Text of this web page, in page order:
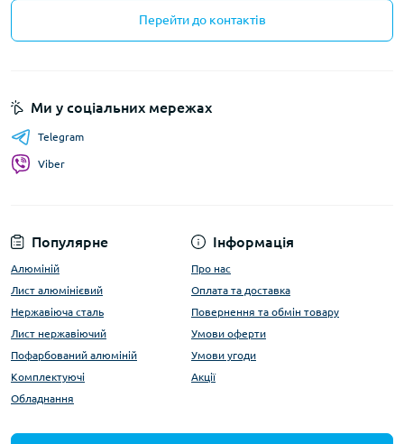
Перейти до контактів
Популярне
Алюміній
Лист алюмінієвий
Нержавіюча сталь
Лист нержавіючий
Пофарбований алюміній
Комплектуючі
Обладнання
Інформація
Про нас
Оплата та доставка
Повернення та обмін товару
Умови оферти
Умови угоди
Акції
Ми у соціальних мережах
Telegram
Viber